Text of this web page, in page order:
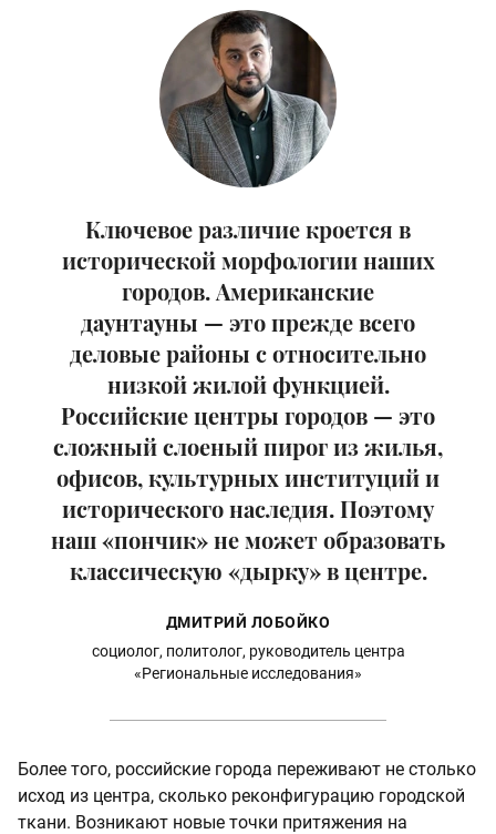
Ключевое различие кроется в
исторической морфологии наших
городов. Американские
даунтауны — это прежде всего
деловые районы с относительно
низкой жилой функцией.
Российские центры городов — это
сложный слоеный пирог из жилья,
офисов, культурных институций и
исторического наследия. Поэтому
наш «пончик» не может образовать
классическую «дырку» в центре.
ДМИТРИЙ ЛОБОЙКО
социолог, политолог, руководитель центра
«Региональные исследования»
Более того, российские города переживают не столько
исход из центра, сколько реконфигурацию городской
ткани. Возникают новые точки притяжения на